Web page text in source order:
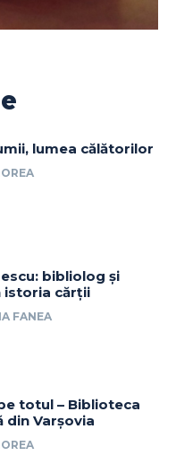
lumea călătorilor
bibliolog și
istoria cărții
FANEA
totul – Biblioteca
din Varșovia